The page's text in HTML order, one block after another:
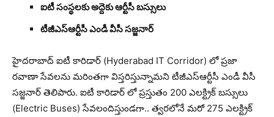
ఐటీ సంస్థలకు అద్దెకు ఆర్టీసీ బస్సులు
టీజీఎస్ఆర్టీసీ ఎండీ వీసీ సజ్జనార్
హైదరాబాద్ ఐటీ కారిడార్ (Hyderabad IT Corridor) లో ప్రజా
రవాణా సేవలను మరింతగా విస్తరిస్తున్నామని టీజీఎస్ఆర్టీసీ ఎండీ వీసీ
సజ్జనార్ తెలిపారు. ఐటీ కారిడార్ లో ప్రస్తుతం 200 ఎలక్ట్రిక్ బస్సులు
(Electric Buses) సేవలందిస్తుండగా.. త్వరలోనే మరో 275 ఎలక్ట్రిక్